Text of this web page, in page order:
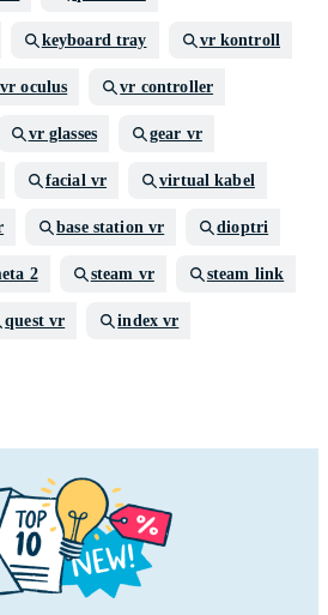
keyboard tray vr kontroll
vr oculus vr controller
vr glasses gear vr
facial vr virtual kabel
base station vr dioptri
2 steam vr steam link
quest vr index vr